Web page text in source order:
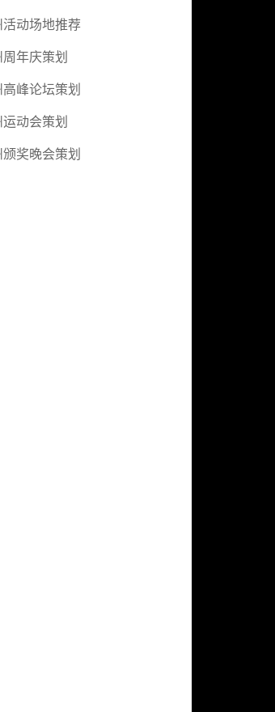
活动场地推荐
周年庆策划
高峰论坛策划
运动会策划
颁奖晚会策划